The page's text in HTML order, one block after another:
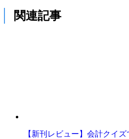
関連記事
【新刊レビュー】会計クイ